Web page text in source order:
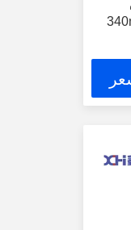
للمبردات حزمة البلاط حجم 340mm ×